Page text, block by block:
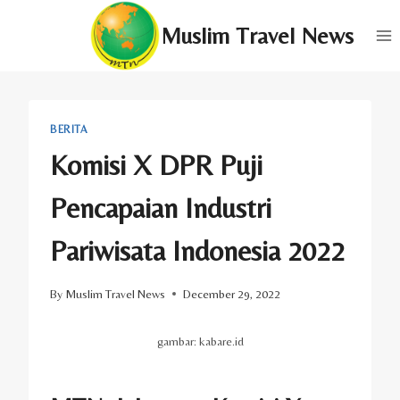
Muslim Travel News
BERITA
Komisi X DPR Puji
Pencapaian Industri
Pariwisata Indonesia 2022
By Muslim Travel News December 29, 2022
gambar: kabare.id